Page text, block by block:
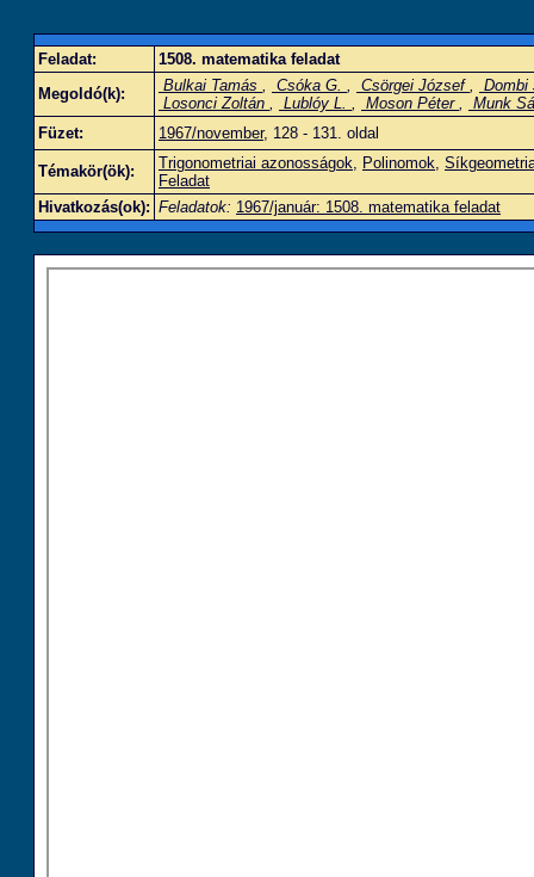
Feladat:
1508. matematika feladat
Megoldó(k):
Bulkai Tamás , Csóka G. , Csörgei József ,
Losonci Zoltán , Lublóy L. , Moson Péter ,
Munk
Füzet:
1967/november, 128 - 131. oldal
Témakör(ök): Trigonometriai azonosságok, Polinomok,
Feladat
Hivatkozás(ok): Feladatok: 1967/január: 1508. matematika feladat